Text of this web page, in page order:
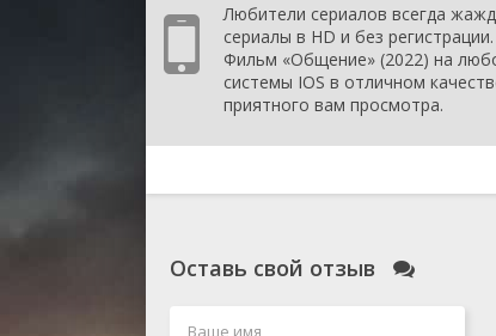
Любители сериалов всегда
сериалы в HD и без
Фильм «Общение» (2022) на
системы IOS в отличном
приятного вам просмотра.
Оставь свой отзыв